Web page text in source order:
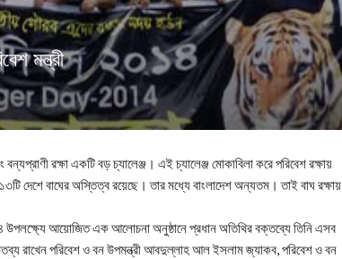
মন্ত্রী
রক্ষা একটি বড় চ্যালেঞ্জ। এই চ্যালেঞ্জ মোকাবিলা করে পরিবেশ রক্ষায়
দেশে বাঘের অস্তিত্ব রয়েছে। তার মধ্যে বাংলাদেশ অন্যতম। তাই বাঘ রক্ষায়
উপলক্ষ্যে আয়োজিত এক আলোচনা অনুষ্ঠানে প্রধান অতিথির বক্তব্যে তিনি এসব
রাখেন পরিবেশ ও বন উপমন্ত্রী আবদুল্লাহ আল ইসলাম জ্যাকব, পরিবেশ ও বন